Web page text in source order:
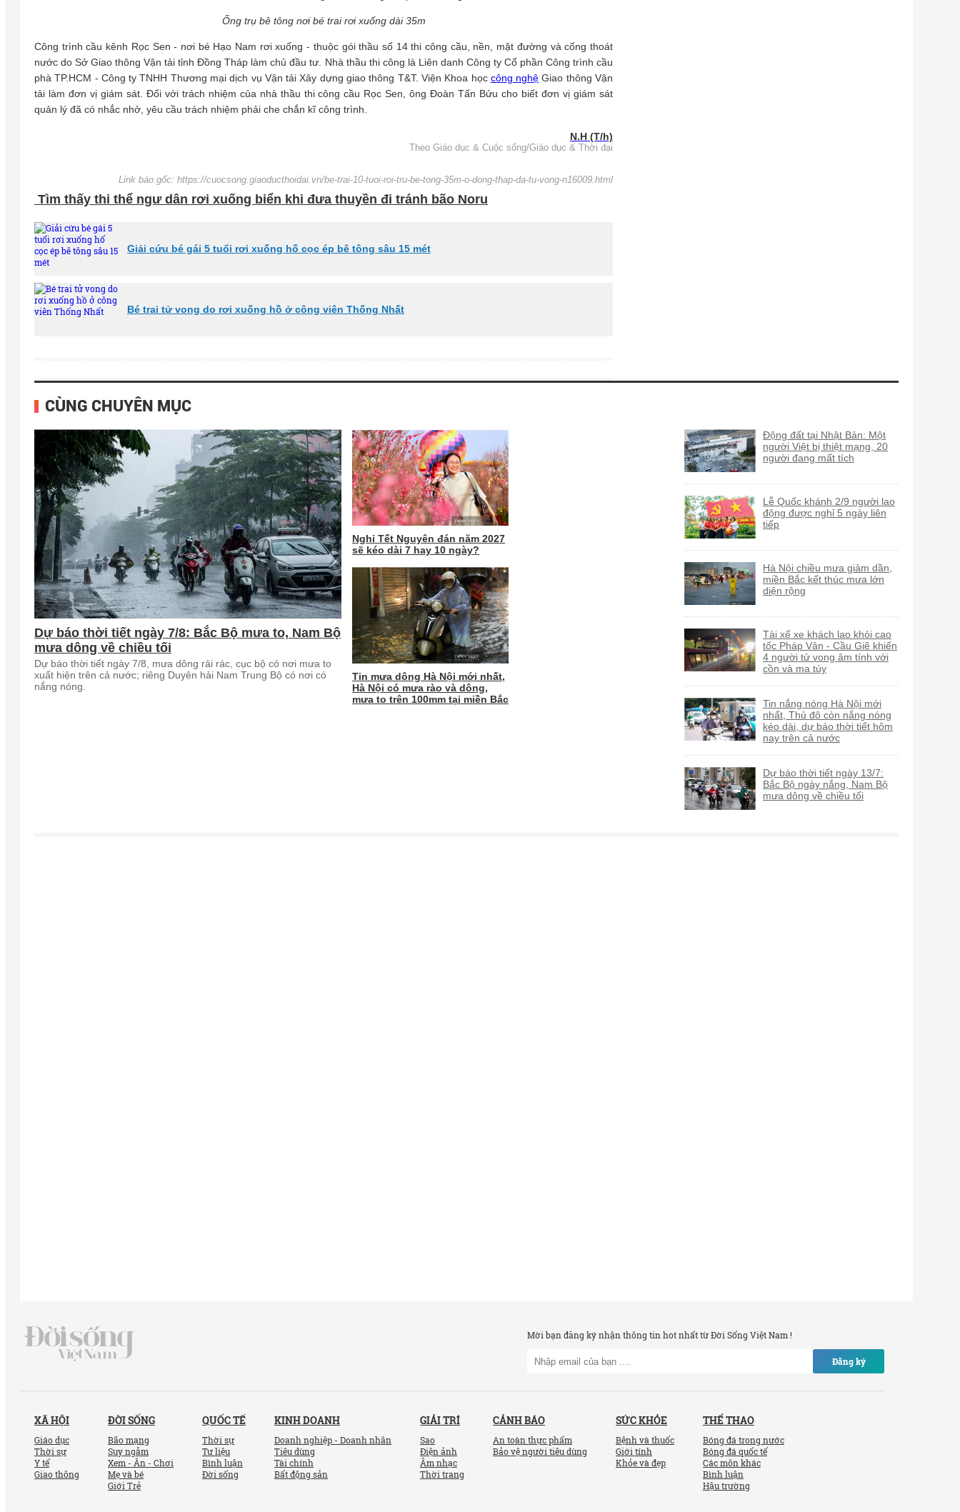
Ống trụ bê tông nơi bé trai rơi xuống dài 35m
Công trình cầu kênh Rọc Sen - nơi bé Hạo Nam rơi xuống - thuộc gói thầu số 14 thi công cầu, nền, mặt đường và cống thoát
nước do Sở Giao thông Vận tải tỉnh Đồng Tháp làm chủ đầu tư. Nhà thầu thi công là Liên danh Công ty Cổ phần Công trình cầu
phà TP.HCM - Công ty TNHH Thương mại dịch vụ Vận tải Xây dựng giao thông T&T. Viện Khoa học công nghệ Giao thông Vận
tải làm đơn vị giám sát. Đối với trách nhiệm của nhà thầu thi công cầu Rọc Sen, ông Đoàn Tấn Bửu cho biết đơn vị giám sát
quản lý đã có nhắc nhở, yêu cầu trách nhiệm phải che chắn kĩ công trình.
N.H (T/h)
Theo Giáo dục & Cuộc sống/Giáo dục & Thời đại
Link báo gốc: https://cuocsong.giaoducthoidai.vn/be-trai-10-tuoi-roi-tru-be-tong-35m-o-dong-thap-da-tu-vong-n16009.html
Tìm thấy thi thể ngư dân rơi xuống biển khi đưa thuyền đi tránh bão Noru
Giải cứu bé gái 5 tuổi rơi xuống hố cọc ép bê tông sâu 15 mét
Bé trai tử vong do rơi xuống hồ ở công viên Thống Nhất
CÙNG CHUYÊN MỤC
Dự báo thời tiết ngày 7/8: Bắc Bộ mưa to, Nam Bộ
mưa dông về chiều tối
Dự báo thời tiết ngày 7/8, mưa dông rải rác, cục bộ có nơi mưa to
xuất hiện trên cả nước; riêng Duyên hải Nam Trung Bộ có nơi có
nắng nóng.
Nghỉ Tết Nguyên đán năm 2027
sẽ kéo dài 7 hay 10 ngày?
Tin mưa dông Hà Nội mới nhất,
Hà Nội có mưa rào và dông,
mưa to trên 100mm tại miền Bắc
Động đất tại Nhật Bản: Một
người Việt bị thiệt mạng, 20
người đang mất tích
Lễ Quốc khánh 2/9 người lao
động được nghỉ 5 ngày liên
tiếp
Hà Nội chiều mưa giảm dần,
miền Bắc kết thúc mưa lớn
diện rộng
Tài xế xe khách lao khỏi cao
tốc Pháp Vân - Cầu Giẽ khiến
4 người tử vong âm tính với
cồn và ma túy
Tin nắng nóng Hà Nội mới
nhất, Thủ đô còn nắng nóng
kéo dài, dự báo thời tiết hôm
nay trên cả nước
Dự báo thời tiết ngày 13/7:
Bắc Bộ ngày nắng, Nam Bộ
mưa dông về chiều tối
Mời bạn đăng ký nhận thông tin hot nhất từ Đời Sống Việt Nam !
Đăng ký
XÃ HỘI
Giáo dục
Thời sự
Y tế
Giao thông
ĐỜI SỐNG
Bão mạng
Suy ngẫm
Xem - Ăn - Chơi
Mẹ và bé
Giới Trẻ
QUỐC TẾ
Thời sự
Tư liệu
Bình luận
Đời sống
KINH DOANH
Doanh nghiệp - Doanh nhân
Tiêu dùng
Tài chính
Bất động sản
GIẢI TRÍ
Sao
Điện ảnh
Âm nhạc
Thời trang
CẢNH BÁO
An toàn thực phẩm
Bảo vệ người tiêu dùng
SỨC KHỎE
Bệnh và thuốc
Giới tính
Khỏe và đẹp
THỂ THAO
Bóng đá trong nước
Bóng đá quốc tế
Các môn khác
Bình luận
Hậu trường